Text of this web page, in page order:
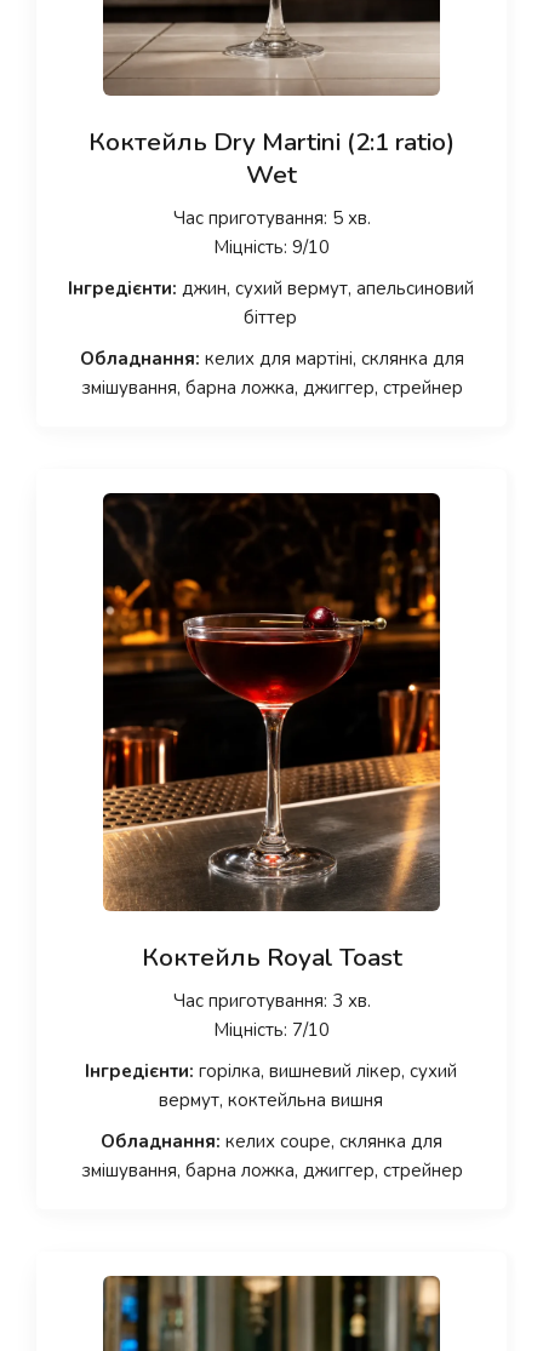
Коктейль Dry Martini (2:1 ratio)
Wet
Час приготування: 5 хв.
Міцність: 9/10
Інгредієнти: джин, сухий вермут, апельсиновий
біттер
Обладнання: келих для мартіні, склянка для
змішування, барна ложка, джиггер, стрейнер
Коктейль Royal Toast
Час приготування: 3 хв.
Міцність: 7/10
Інгредієнти: горілка, вишневий лікер, сухий
вермут, коктейльна вишня
Обладнання: келих coupe, склянка для
змішування, барна ложка, джиггер, стрейнер